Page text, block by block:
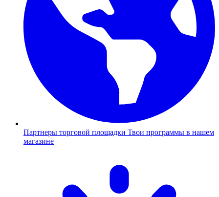
Партнеры торговой площадки Твои программы в нашем
магазине